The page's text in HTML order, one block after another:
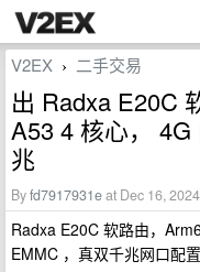
V2EX › 二手交易
出 Radxa E20C
A53 4 核心，
兆
Byfd7917931eat Dec 16,
Radxa E20C 软路由，
EMMC ，真双千兆网口配置